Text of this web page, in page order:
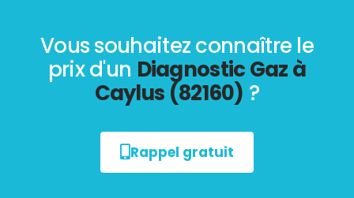
Vous souhaitez connaître le
prix d'un Diagnostic Gaz à
Caylus (82160) ?
Rappel gratuit